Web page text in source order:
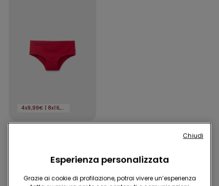
4x9,99€ | 8x16,99€
Esperienza personalizzata
Grazie ai cookie di profilazione, potrai vivere un’esperienza
Chiudi